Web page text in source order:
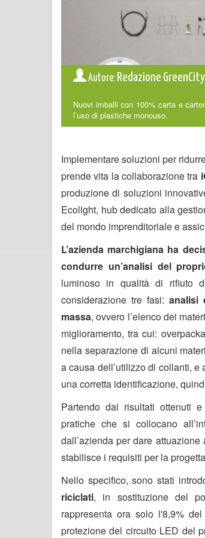
Autore: Redazione GreenCity
Nuovi imballi con 100% carta e
l’uso di plastiche monouso.
Implementare soluzioni per
prende vita la collaborazione tra
produzione di soluzioni
Ecolight, hub dedicato alla
del mondo imprenditoriale e
L’azienda marchigiana ha
condurre un’analisi del
luminoso in qualità di rifiuto
considerazione tre fasi: analisi
massa, ovvero l’elenco dei
miglioramento, tra cui:
nella separazione di alcuni
a causa dell’utilizzo di collanti,
una corretta identificazione,
Partendo dai risultati ottenuti
pratiche che si collocano
dall’azienda per dare
stabilisce i requisiti per la
Nello specifico, sono stati
riciclati, in sostituzione del
rappresenta ora solo l'8,9%
protezione del circuito LED del